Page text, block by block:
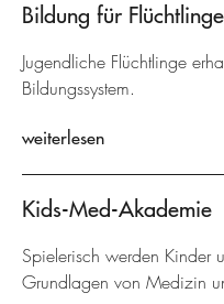
Bildung für Flüchtlinge
Jugendliche Flüchtlinge
Bildungssystem.
weiterlesen
Kids-Med-Akademie
Spielerisch werden Kinder
Grundlagen von Medizin